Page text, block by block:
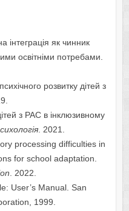
інтеграція як чинник
освітніми потребами.
розвитку дітей з
з РАС в інклюзивному
. 2021.
processing difficulties in
for school adaptation.
. 2022.
User’s Manual. San
1999.